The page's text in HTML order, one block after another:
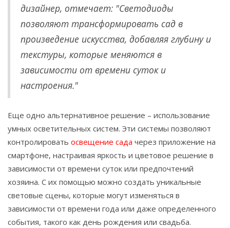
дизайнер, отмечает: "Светодиоды
позволяют трансформировать сад в
произведение искусства, добавляя глубину и
текстуры, которые меняются в
зависимости от времени суток и
настроения."
Еще одно альтернативное решение – использование
умных осветительных систем. Эти системы позволяют
контролировать освещение сада через приложение на
смартфоне, настраивая яркость и цветовое решение в
зависимости от времени суток или предпочтений
хозяина. С их помощью можно создать уникальные
световые сцены, которые могут изменяться в
зависимости от времени года или даже определенного
события, такого как день рождения или свадьба.